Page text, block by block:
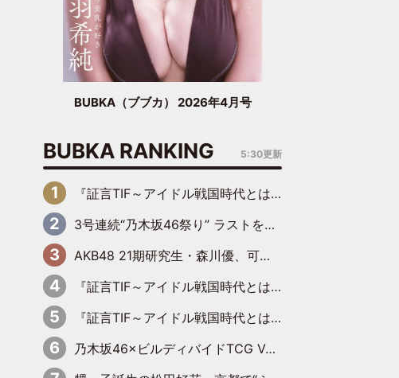
BUBKA（ブブカ） 2026年4月号
BUBKA RANKING 5:30更新
『証言TIF～アイドル戦国時代とはなんだったのか～』第6回：でんぱ組.inc・古川未鈴×相沢梨紗「『ハロプロやりたかったな』って言ったら、夢眠ねむさんに『てめえはでんぱ組．incなんだよ！』って肩パンされて(笑)」
3号連続“乃木坂46祭り” ラストを飾るのは賀喜遥香…5年ぶりの登場に「5年分大人になった私を見ていただけたら」
AKB48 21期研究生・森川優、可愛さもある大人の女性に
『証言TIF～アイドル戦国時代とはなんだったのか～』第11回：私立恵比寿中学・真山りか×安本彩花「TIFで10年ぶりのキョンシーメイクをしたら、場を完全に引かせてしまって。時代が変わったんだなって」
『証言TIF～アイドル戦国時代とはなんだったのか～』第10回：さくら学院・武藤彩未×飯田らうら「正直、中3で辞めるというのを信じてなくて。そう言われてはいたけど、嘘でしょって」
乃木坂46×ビルディバイドTCG Vol.2公開 賀喜遥香＆田村真佑が『京まふ』ステージに登壇